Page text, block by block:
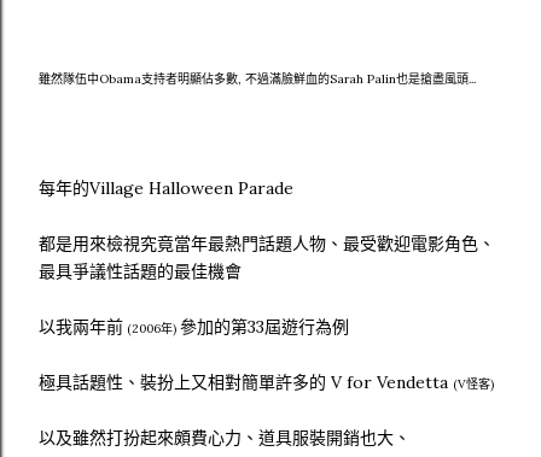
雖然隊伍中Obama支持者明顯佔多數, 不過滿臉鮮血的Sarah Palin也是搶盡風頭...
每年的Village Halloween Parade
都是用來檢視究竟當年最熱門話題人物、最受歡迎電影角色、
最具爭議性話題的最佳機會
以我兩年前 (2006年) 參加的第33屆遊行為例
極具話題性、裝扮上又相對簡單許多的 V for Vendetta (V怪客)
以及雖然打扮起來頗費心力、道具服裝開銷也大、